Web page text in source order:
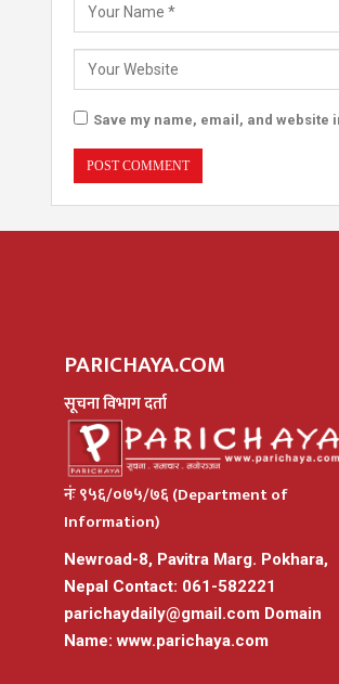
Save my name, email, and
PARICHAYA.COM
सूचना विभाग दर्ता
नंः ९५६/०७५/७६ (Department of
Information)
Newroad-8, Pavitra Marg. Pokhara,
Nepal Contact: 061-582221
parichaydaily@gmail.com Domain
Name: www.parichaya.com